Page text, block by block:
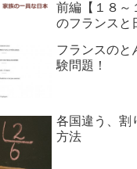
前編【１８～
のフランスと
フランスのと
験問題！
各国違う、割
方法